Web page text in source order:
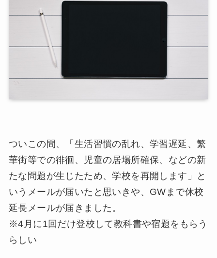
ついこの間、「生活習慣の乱れ、学習遅延、繁
華街等での徘徊、児童の居場所確保、などの新
たな問題が生じたため、学校を再開します」と
いうメールが届いたと思いきや、GWまで休校
延長メールが届きました。
※4月に1回だけ登校して教科書や宿題をもらう
らしい